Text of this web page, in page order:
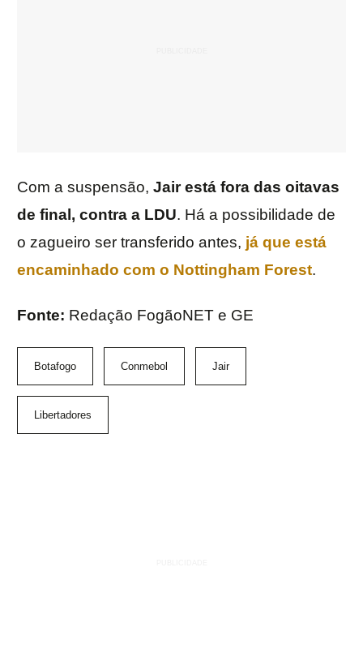
Com a suspensão, Jair está fora das oitavas
de final, contra a LDU. Há a possibilidade de
o zagueiro ser transferido antes, já que está
encaminhado com o Nottingham Forest.
Fonte: Redação FogãoNET e GE
Botafogo Conmebol Jair
Libertadores